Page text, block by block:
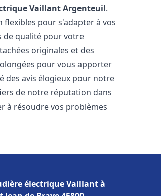
VaillantArgenteuil.
pour s'adapter à vos
de qualité pour votre
originales et des
pour vous apporter
des avis élogieux pour notre
de notre réputation dans
à résoudre vos problèmes
électrique Vaillant à